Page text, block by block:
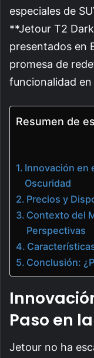
especiales de
**Jetour T2
presentados en
promesa de
funcionalidad
Resumen de
Innovación en
Oscuridad
Precios y
Contexto del
Perspectivas
Conclusión:
Paso en
Jetour no ha